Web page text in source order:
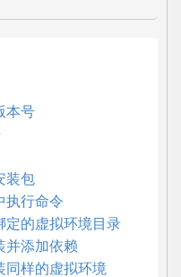
本号
装包
执行命令
定的虚拟环境目录
并添加依赖
同样的虚拟环境